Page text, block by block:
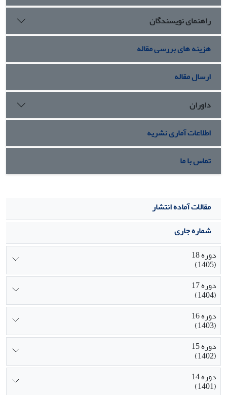
راهنمای نویسندگان
هزینه های بررسی مقاله
ارسال مقاله
داوران
اطلاعات آماری نشریه
تماس با ما
مقالات آماده انتشار
شماره جاری
دوره 18
(1405)
دوره 17
(1404)
دوره 16
(1403)
دوره 15
(1402)
دوره 14
(1401)